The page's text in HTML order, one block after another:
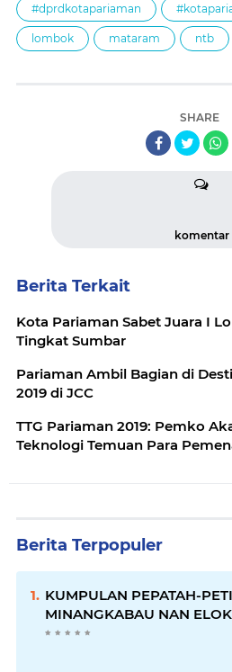
#dprdkotapariaman
lombok mataram ntb
SHARE
komentar
Berita Terkait
Kota Pariaman Sabet Juara I
Tingkat Sumbar
Pariaman Ambil Bagian di
2019 di JCC
TTG Pariaman 2019: Pemko
Teknologi Temuan Para
Berita Terpopuler
KUMPULAN PEPATAH-
MINANGKABAU NAN ELOK